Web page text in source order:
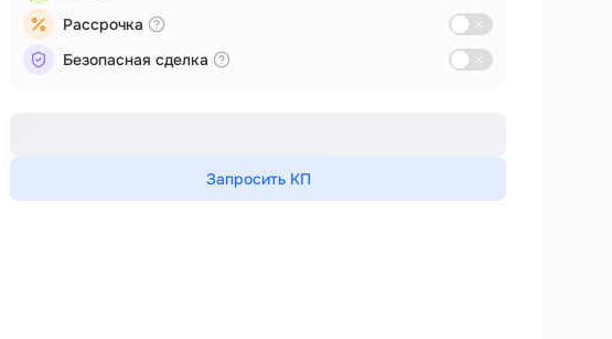
Рассрочка
Безопасная сделка
Запросить КП